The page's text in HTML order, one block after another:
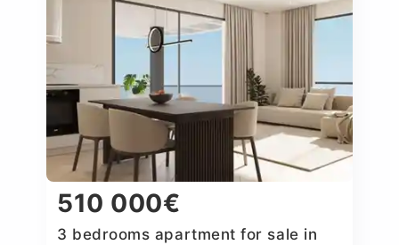
510 000€
3 bedrooms apartment for sale in